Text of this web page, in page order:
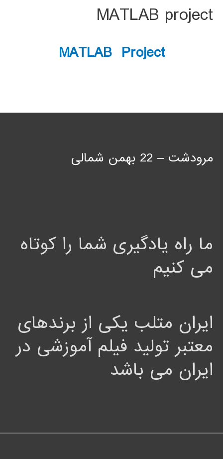
MATLAB project
MATLAB Project
مرودشت – 22 بهمن شمالی
ما راه یادگیری شما را کوتاه
می کنیم
ایران متلب یکی از برندهای
معتبر تولید فیلم آموزشی در
ایران می باشد